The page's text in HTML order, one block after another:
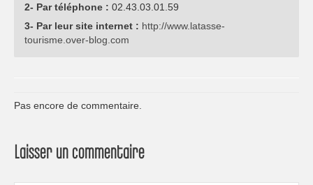
2- Par téléphone : 02.43.03.01.59
3- Par leur site internet : http://www.latasse-
tourisme.over-blog.com
Pas encore de commentaire.
Laisser un commentaire